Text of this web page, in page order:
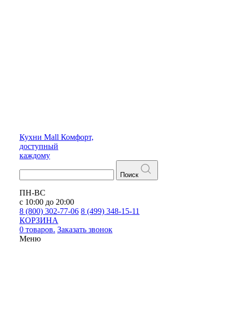
Кухни Mall Комфорт,
доступный
каждому
Поиск
ПН-ВС
с 10:00 до 20:00
8 (800) 302-77-06 8 (499) 348-15-11
КОРЗИНА
0 товаров. Заказать звонок
Меню